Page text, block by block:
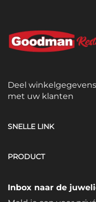
Deel
met uw klanten
SNELLE LINK
PRODUCT
Inbox naar de